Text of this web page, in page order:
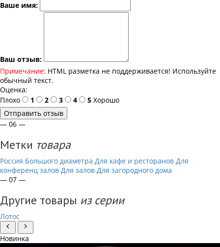
Ваше имя:
Ваш отзыв:
Примечание: HTML разметка не поддерживается! Используйте
обычный текст.
Оценка:
Плохо
1 2 3 4 5 Хорошо
Отправить отзыв
— 06 —
Метки товара
Россия Большого диаметра Для кафе и ресторанов Для
конференц залов Для залов Для загородного дома
— 07 —
Другие товары из серии
Лотос
Новинка